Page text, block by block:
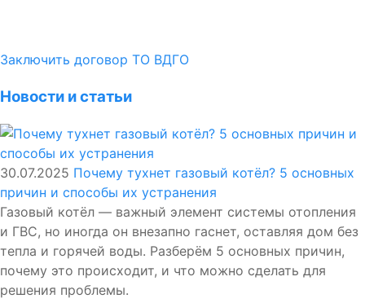
Заключить договор ТО ВДГО
Новости и статьи
30.07.2025 Почему тухнет газовый котёл? 5 основных
причин и способы их устранения
Газовый котёл — важный элемент системы отопления
и ГВС, но иногда он внезапно гаснет, оставляя дом без
тепла и горячей воды. Разберём 5 основных причин,
почему это происходит, и что можно сделать для
решения проблемы.